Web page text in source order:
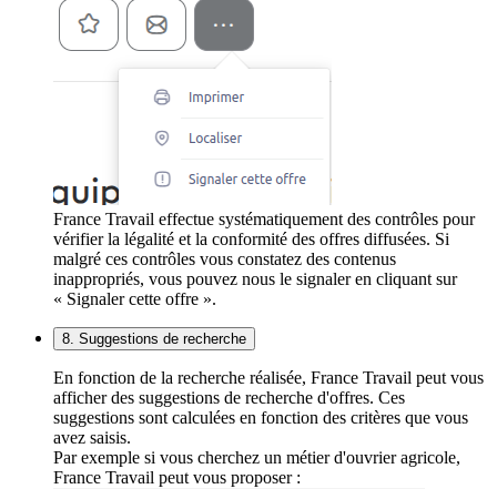
France Travail effectue systématiquement des contrôles pour
vérifier la légalité et la conformité des offres diffusées. Si
malgré ces contrôles vous constatez des contenus
inappropriés, vous pouvez nous le signaler en cliquant sur
« Signaler cette offre ».
8. Suggestions de recherche
En fonction de la recherche réalisée, France Travail peut vous
afficher des suggestions de recherche d'offres. Ces
suggestions sont calculées en fonction des critères que vous
avez saisis.
Par exemple si vous cherchez un métier d'ouvrier agricole,
France Travail peut vous proposer :